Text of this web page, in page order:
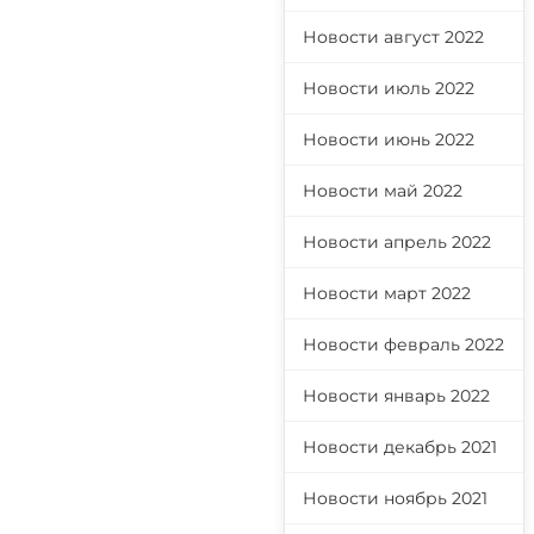
Новости август 2022
Новости июль 2022
Новости июнь 2022
Новости май 2022
Новости апрель 2022
Новости март 2022
Новости февраль 2022
Новости январь 2022
Новости декабрь 2021
Новости ноябрь 2021